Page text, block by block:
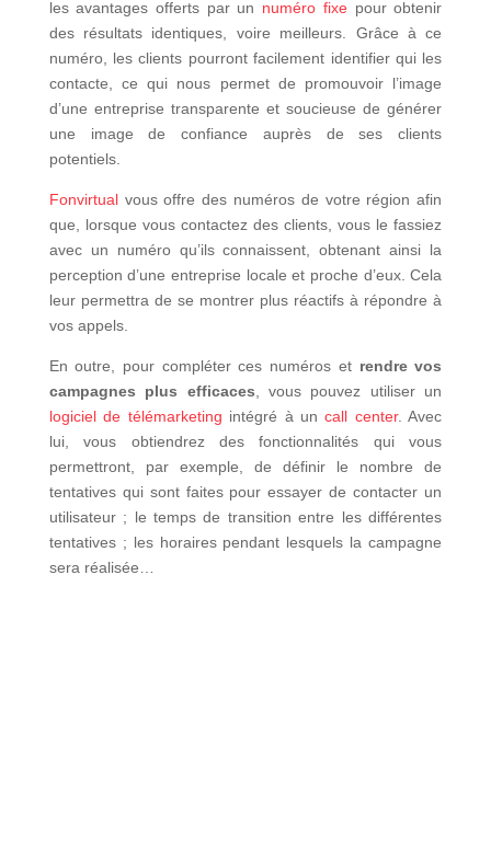
les avantages offerts par un numéro fixepour obtenir
des résultats identiques, voire meilleurs. Grâce à ce
numéro, les clients pourront facilement identifier qui les
contacte, ce qui nous permet de promouvoir l’image
d’une entreprise transparente et soucieuse de générer
une image de confiance auprès de ses clients
potentiels.
Fonvirtualvous offre des numéros de votre région afin
que, lorsque vous contactez des clients, vous le fassiez
avec un numéro qu’ils connaissent, obtenant ainsi la
perception d’une entreprise locale et proche d’eux. Cela
leur permettra de se montrer plus réactifs à répondre à
vos appels.
En outre, pour compléter ces numéros et rendre vos
campagnes plus efficaces , vous pouvez utiliser un
logiciel de télémarketing intégré à uncall center. Avec
lui, vous obtiendrez des fonctionnalités qui vous
permettront, par exemple, de définir le nombre de
tentatives qui sont faites pour essayer de contacter un
utilisateur ; le temps de transition entre les différentes
tentatives ; les horaires pendant lesquels la campagne
sera réalisée…